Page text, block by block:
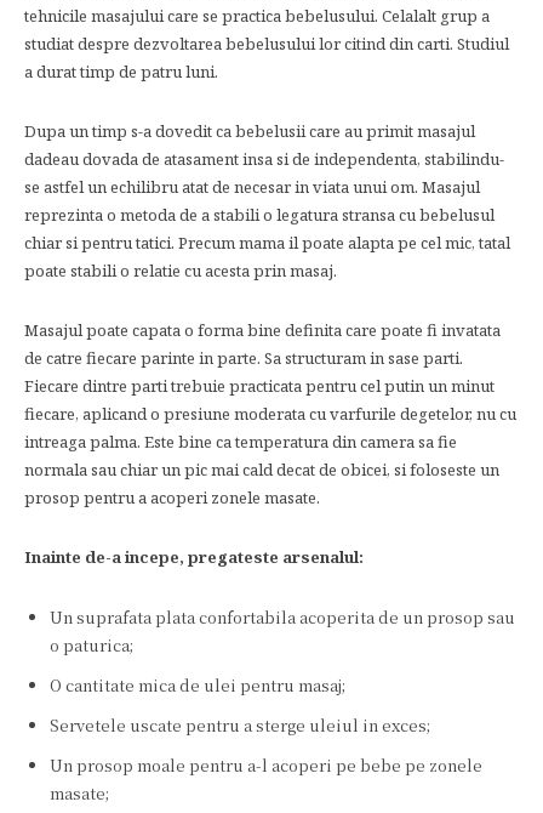
tehnicile masajului care se practica bebelusului. Celalalt grup a
studiat despre dezvoltarea bebelusului lor citind din carti. Studiul
a durat timp de patru luni.
Dupa un timp s-a dovedit ca bebelusii care au primit masajul
dadeau dovada de atasament insa si de independenta, stabilindu-
se astfel un echilibru atat de necesar in viata unui om. Masajul
reprezinta o metoda de a stabili o legatura stransa cu bebelusul
chiar si pentru tatici. Precum mama il poate alapta pe cel mic, tatal
poate stabili o relatie cu acesta prin masaj.
Masajul poate capata o forma bine definita care poate fi invatata
de catre fiecare parinte in parte. Sa structuram in sase parti.
Fiecare dintre parti trebuie practicata pentru cel putin un minut
fiecare, aplicand o presiune moderata cu varfurile degetelor, nu cu
intreaga palma. Este bine ca temperatura din camera sa fie
normala sau chiar un pic mai cald decat de obicei, si foloseste un
prosop pentru a acoperi zonele masate.
Inainte de-a incepe, pregateste arsenalul:
Un suprafata plata confortabila acoperita de un prosop sau
o paturica;
O cantitate mica de ulei pentru masaj;
Servetele uscate pentru a sterge uleiul in exces;
Un prosop moale pentru a-l acoperi pe bebe pe zonele
masate;